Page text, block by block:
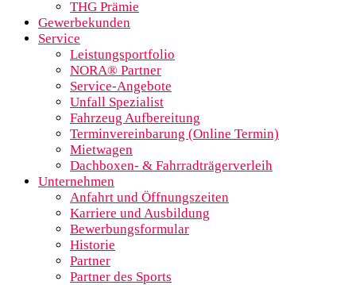
THG Prämie
Gewerbekunden
Service
Leistungsportfolio
NORA® Partner
Service-Angebote
Unfall Spezialist
Fahrzeug Aufbereitung
Terminvereinbarung (Online Termin)
Mietwagen
Dachboxen- & Fahrradträgerverleih
Unternehmen
Anfahrt und Öffnungszeiten
Karriere und Ausbildung
Bewerbungsformular
Historie
Partner
Partner des Sports